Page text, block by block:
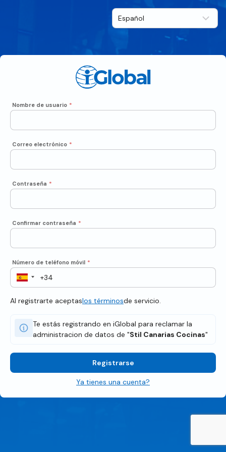
Nombre de usuario *
Correo electrónico *
Contraseña *
Confirmar contraseña *
Número de teléfono móvil *
Al registrarte aceptaslos términosde servicio.
Te estás registrando en iGlobal para reclamar la
administracion de datos de "Stil Canarias Cocinas"
Registrarse
Ya tienes una cuenta?